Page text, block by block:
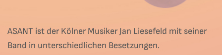
ASANT ist der Kölner Musiker Jan Liesefeld mit seiner
Band in unterschiedlichen Besetzungen.